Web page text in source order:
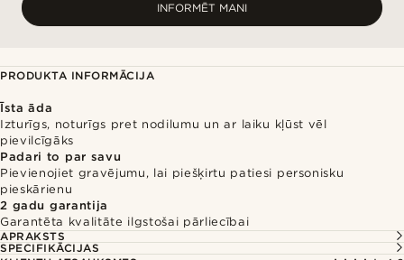
INFORMĒT MANI
PRODUKTA INFORMĀCIJA
Īsta āda
Izturīgs, noturīgs pret nodilumu un ar laiku kļūst vēl
pievilcīgāks
Padari to par savu
Pievienojiet gravējumu, lai piešķirtu patiesi personisku
pieskārienu
2 gadu garantija
Garantēta kvalitāte ilgstošai pārliecībai
APRAKSTS
SPECIFIKĀCIJAS